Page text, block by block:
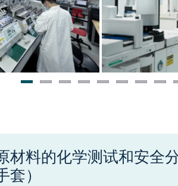
材料的化学测试和安全
）